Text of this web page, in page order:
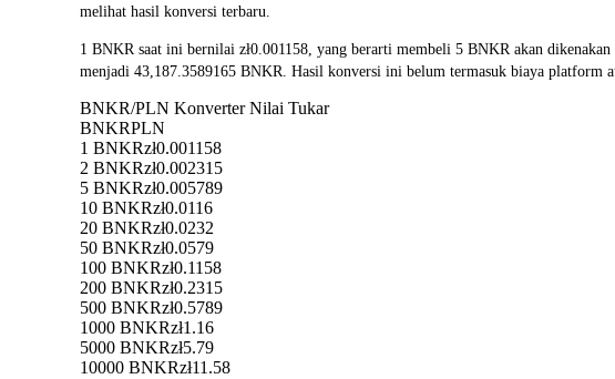
melihat hasil konversi terbaru.
1 BNKR saat ini bernilai zł0.001158, yang berarti membeli 5 BNKR akan
menjadi 43,187.3589165 BNKR. Hasil konversi ini belum termasuk biaya platform
BNKR/PLN Konverter Nilai Tukar
BNKRPLN
1 BNKRzł0.001158
2 BNKRzł0.002315
5 BNKRzł0.005789
10 BNKRzł0.0116
20 BNKRzł0.0232
50 BNKRzł0.0579
100 BNKRzł0.1158
200 BNKRzł0.2315
500 BNKRzł0.5789
1000 BNKRzł1.16
5000 BNKRzł5.79
10000 BNKRzł11.58